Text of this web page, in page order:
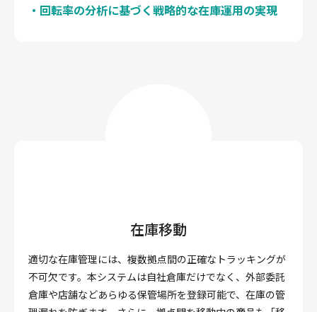
回転率の分析に基づく戦略的な在庫運用の実現
在庫移動
適切な在庫管理には、複数拠点間の正確なトラッキングが
不可欠です。本システムは自社倉庫だけでなく、外部委託
倉庫や店舗などあらゆる保管場所を登録可能で、在庫の管